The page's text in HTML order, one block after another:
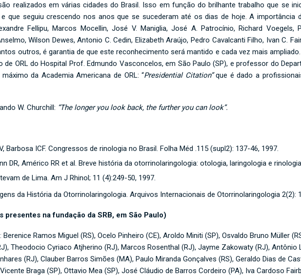
realizados em várias cidades do Brasil. Isso em função do brilhante trabalho que se
que seguiu crescendo nos anos que se sucederam até os dias de hoje. A
Fellipu, Marcos Mocellin, José V. Maniglia, José A. Patrocínio, Richard Voegels,
Wilson Dewes, Antonio C. Cedin, Elizabeth Araújo, Pedro Cavalcanti Filho, Ivan C.
outros, é garantia de que este reconhecimento será mantido e cada vez mais
ORL do Hospital Prof. Edmundo Vasconcelos, em São Paulo (SP), e professor do
da Academia Americana de ORL: “Presidential Citation”que é dado a
W. Churchill: “The longer you look back, the further you can look”.
Barbosa ICF. Congressos de rinologia no Brasil. Folha Méd .115 (supl2): 137-46, 1997.
DR, Américo RR et al. Breve história da otorrinolaringologia: otologia, laringologia e
de Lima. Am J Rhinol; 11 (4):249-50, 1997.
da História da Otorrinolaringologia. Arquivos Internacionais de Otorrinolaringologia 2(2):
na fundação da SRB, em São Paulo)
Ramos Miguel (RS), Ocelo Pinheiro (CE), Aroldo Miniti (SP), Osvaldo Bruno Müller
Theodocio Cyriaco Atjherino (RJ), Marcos Rosenthal (RJ), Jayme Zakowaty (RJ), Antônio
(RJ), Clauber Barros Simões (MA), Paulo Miranda Gonçalves (RS), Geraldo Dias de
Braga (SP), Ottavio Mea (SP), José Cláudio de Barros Cordeiro (PA), Iva Cardoso